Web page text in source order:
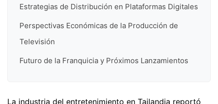
Estrategias de Distribución en Plataformas Digitales
Perspectivas Económicas de la Producción de
Televisión
Futuro de la Franquicia y Próximos Lanzamientos
La industria del entretenimiento en Tailandia reportó